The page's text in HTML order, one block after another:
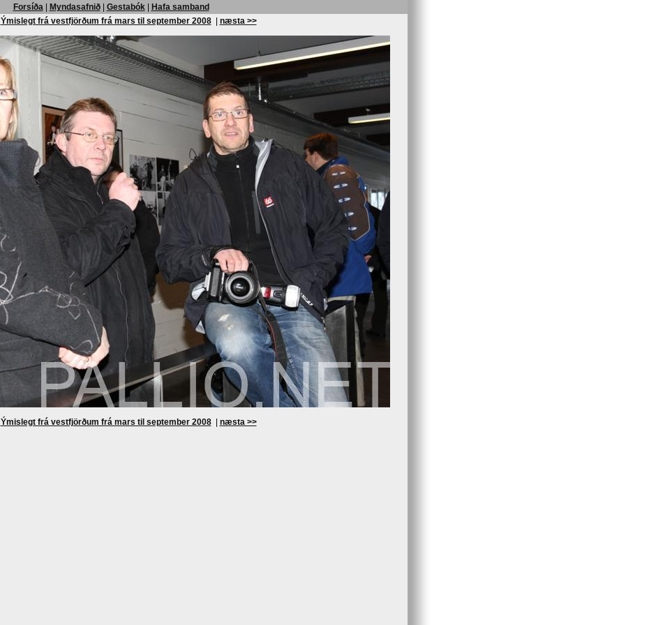
Forsíða| Myndasafnið| Gestabók|
Hafa samband
Ýmislegt frá vestfjörðum frá mars til september 2008| næsta >>
Ýmislegt frá vestfjörðum frá mars til september 2008| næsta >>